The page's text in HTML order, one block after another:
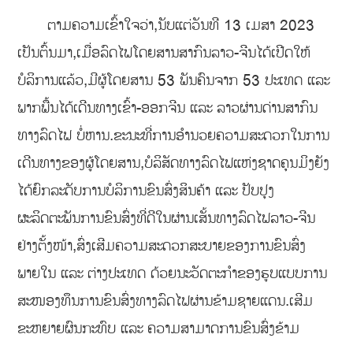
ຕາມຄວາມເຂົ້າໃຈວ່າ,ນັບແຕ່ວັນທີ 13 ເມສາ 2023
ເປັນຕົ້ນມາ,ເມື່ອລົດໄຟໂດຍສານສາກົນລາວ-ຈີນໄດ້ເປີດໃຫ້
ບໍລິການແລ້ວ,ມີຜູ້ໂດຍສານ 53 ພັນຄົນຈາກ 53 ປະເທດ ແລະ
ພາກພື້ນໄດ້ເດີນທາງເຂົ້າ-ອອກຈີນ ແລະ ລາວຜ່ານດ່ານສາກົນ
ທາງລົດໄຟ ບໍ່ຫານ.ຂະນະທີ່ການອຳນວຍຄວາມສະດວກໃນການ
ເດີນທາງຂອງຜູ້ໂດຍສານ,ບໍລິສັດທາງລົດໄຟແຫ່ງຊາດຄຸນມິງຍັງ
ໄດ້ຍົກລະດັບການບໍລິການຂົນສົ່ງສິນຄ້າ ແລະ ປັບປຸງ
ຜະລິດຕະພັນການຂົນສົ່ງທີ່ດີໃນຜ່ານເສັ້ນທາງລົດໄຟລາວ-ຈີນ
ຢ່າງຕັ້ງໜ້າ,ສົ່ງເສີມຄວາມສະດວກສະບາຍຂອງການຂົນສົ່ງ
ພາຍໃນ ແລະ ຕ່າງປະເທດ ດ້ວຍນະວັດຕະກໍາຂອງຮູບແບບການ
ສະໜອງທຶນການຂົນສົ່ງທາງລົດໄຟຜ່ານຂ້າມຊາຍແດນ.ເສີມ
ຂະຫຍາຍຜົນກະທົບ ແລະ ຄວາມສາມາດການຂົນສົ່ງຂ້າມ